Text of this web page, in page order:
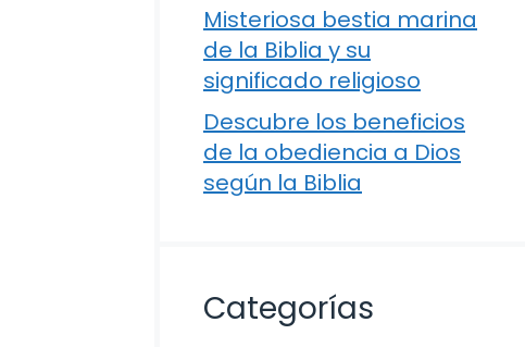
Misteriosa bestia marina
de la Biblia y su
significado religioso
Descubre los beneficios
de la obediencia a Dios
según la Biblia
Categorías